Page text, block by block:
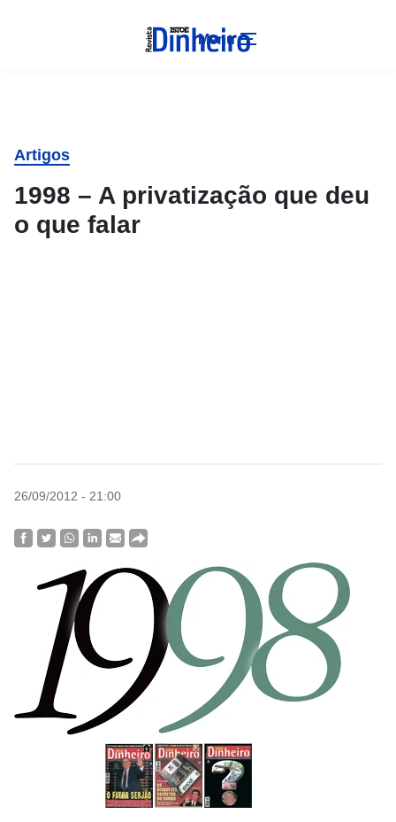
Menu
Artigos
1998 – A privatização que deu
o que falar
26/09/2012 - 21:00